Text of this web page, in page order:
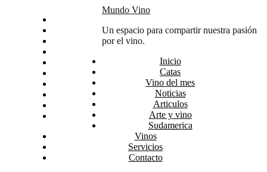
Arte y vino
Sudamerica
Mundo Vino
Un espacio para compartir nuestra pasión
por el vino.
Inicio
Catas
Vino del mes
Noticias
Articulos
Arte y vino
Sudamerica
Vinos
Servicios
Contacto